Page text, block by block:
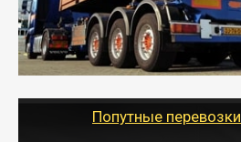
объемов грузов, упакованных
паллеты и россыпью в самые
России с гарантией полной
- Тайгер Логистик
грузоперевозкам для
Попутные